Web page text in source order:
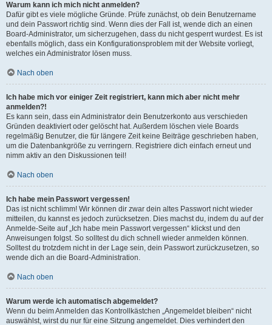
Warum kann ich mich nicht anmelden?
Dafür gibt es viele mögliche Gründe. Prüfe zunächst, ob dein Benutzername
und dein Passwort richtig sind. Wenn dies der Fall ist, wende dich an einen
Board-Administrator, um sicherzugehen, dass du nicht gesperrt wurdest. Es ist
ebenfalls möglich, dass ein Konfigurationsproblem mit der Website vorliegt,
welches ein Administrator lösen muss.
Nach oben
Ich habe mich vor einiger Zeit registriert, kann mich aber nicht mehr
anmelden?!
Es kann sein, dass ein Administrator dein Benutzerkonto aus verschieden
Gründen deaktiviert oder gelöscht hat. Außerdem löschen viele Boards
regelmäßig Benutzer, die für längere Zeit keine Beiträge geschrieben haben,
um die Datenbankgröße zu verringern. Registriere dich einfach erneut und
nimm aktiv an den Diskussionen teil!
Nach oben
Ich habe mein Passwort vergessen!
Das ist nicht schlimm! Wir können dir zwar dein altes Passwort nicht wieder
mitteilen, du kannst es jedoch zurücksetzen. Dies machst du, indem du auf der
Anmelde-Seite auf „Ich habe mein Passwort vergessen“ klickst und den
Anweisungen folgst. So solltest du dich schnell wieder anmelden können.
Solltest du trotzdem nicht in der Lage sein, dein Passwort zurückzusetzen, so
wende dich an die Board-Administration.
Nach oben
Warum werde ich automatisch abgemeldet?
Wenn du beim Anmelden das Kontrollkästchen „Angemeldet bleiben“ nicht
auswählst, wirst du nur für eine Sitzung angemeldet. Dies verhindert den